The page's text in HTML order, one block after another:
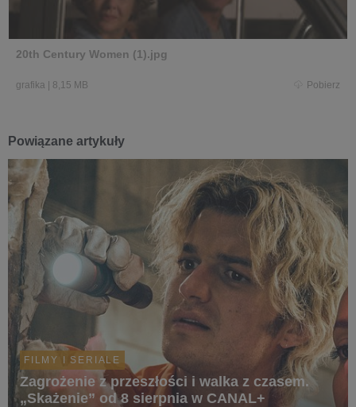
20th Century Women (1).jpg
grafika 8,15 MB Pobierz
Powiązane artykuły
FILMY I SERIALE
Zagrożenie z przeszłości i walka z czasem.
„Skażenie” od 8 sierpnia w CANAL+